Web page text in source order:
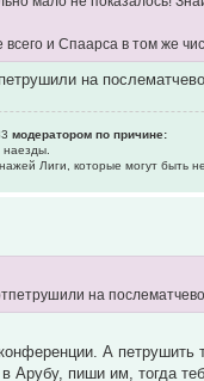
и Спаарса в том же
на
модератором по причине:
Лиги, которые могут быть
на
А
Арубу, пиши им, тогда